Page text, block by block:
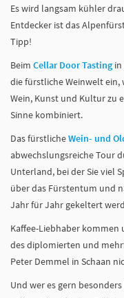
Es wird langsam kühler
Entdecker ist das
Tipp!
Beim Cellar Door Tasting
die fürstliche Weinwelt ein,
Wein, Kunst und Kultur zu
Sinne kombiniert.
Das fürstlicheWein- und
abwechslungsreiche Tour
Unterland, bei der Sie viel
über das Fürstentum und
Jahr für Jahr gekeltert
Kaffee-Liebhaber kommen
des diplomierten und
Peter Demmel in Schaan
Und wer es gern